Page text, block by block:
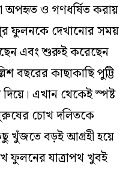
অপহৃত ও গণধর্ষিত করায়
ফুলনকে দেখানোর সময়
এবং শুরুই করেছেন
বছরের কাছাকাছি পুট্টি
দিয়ে। এখান থেকেই স্পষ্ট
চোখ দলিতকে
খুঁজতে বড়ই আগ্রহী হয়ে
ফুলনের যাত্রাপথ খুবই